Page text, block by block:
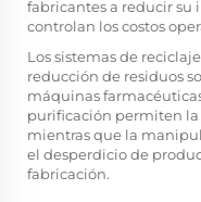
fabricantes a reducir
controlan los costos
Los sistemas de
reducción de residuos
máquinas
purificación permiten
mientras que la
el desperdicio de
fabricación.